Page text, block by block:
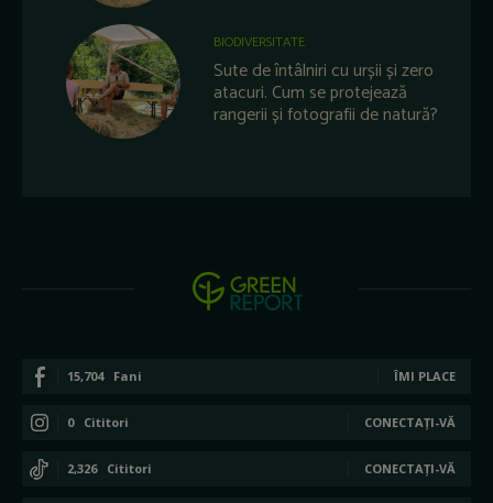
BIODIVERSITATE
Sute de întâlniri cu urșii și zero
atacuri. Cum se protejează
rangerii și fotografii de natură?
15,704 Fani ÎMI PLACE
0 Cititori CONECTAȚI-VĂ
2,326 Cititori CONECTAȚI-VĂ